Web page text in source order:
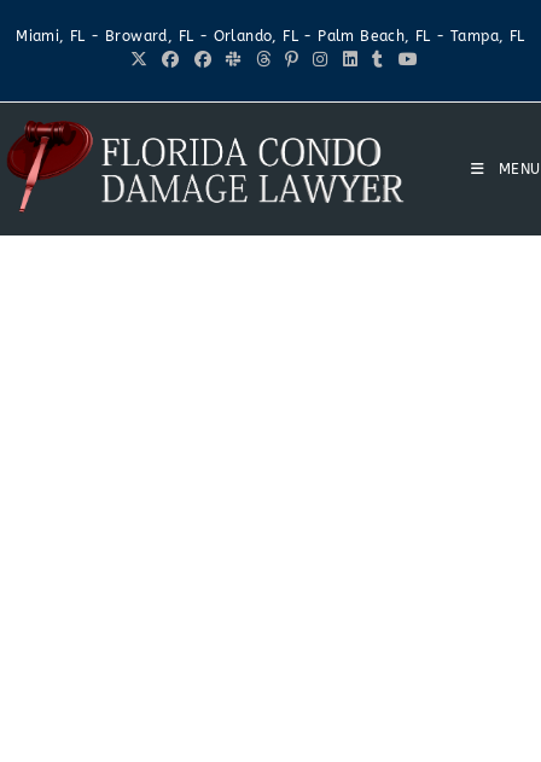
Miami, FL - Broward, FL - Orlando, FL - Palm Beach, FL - Tampa, FL
MENU